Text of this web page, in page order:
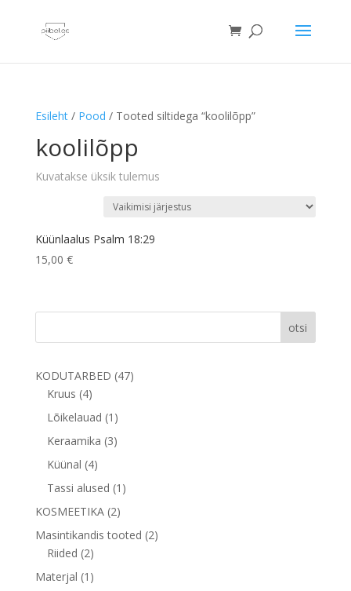
Esileht/ Pood / Tooted siltidega “koolilõpp”
koolilõpp
Kuvatakse üksik tulemus
Küünlaalus Psalm 18:29
15,00 €
otsi
KODUTARBED 4747
Kruus 44
toodet
Lõikelauad 1 1
toode
Keraamika 33
Küünal 44
toodet
Tassi alused 1 1
KOSMEETIKA 22
toodet
Masintikandis tooted 22
Riided 22
toodet
Materjal 1 1